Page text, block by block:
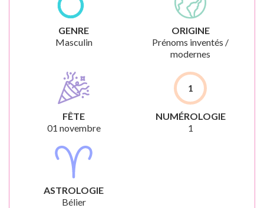
GENRE
Masculin
ORIGINE
Prénoms inventés /
modernes
FÊTE
01 novembre
1
NUMÉROLOGIE
1
ASTROLOGIE
Bélier